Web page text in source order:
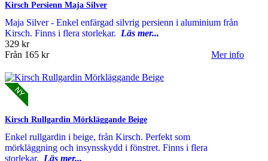
Kirsch Persienn Maja Silver
Maja Silver - Enkel enfärgad silvrig persienn i aluminium från
Kirsch. Finns i flera storlekar. Läs mer...
329 kr
Från 165 kr Mer info
Kirsch Rullgardin Mörkläggande Beige
Enkel rullgardin i beige, från Kirsch. Perfekt som
mörkläggning och insynsskydd i fönstret. Finns i flera
storlekar. Läs mer...